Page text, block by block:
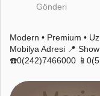
Gönderi
Modern • Premium •
Mobilya Adresi 📍
☎️0(242)7466000